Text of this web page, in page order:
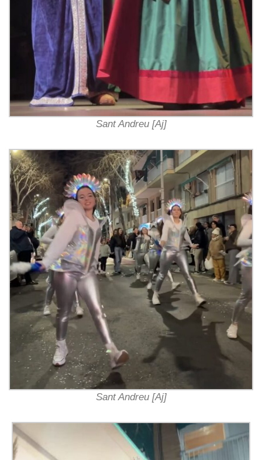
Sant Andreu [Aj]
Sant Andreu [Aj]